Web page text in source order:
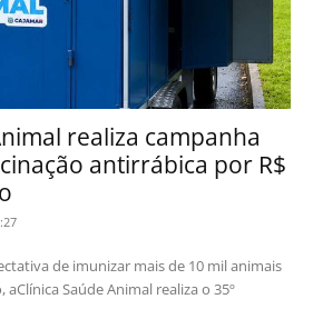
realiza campanha
antirrábica por R$
Saúde Animal realiza o 35º